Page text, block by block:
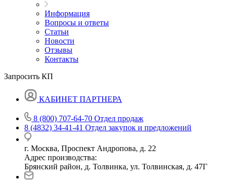
Информация
Вопросы и ответы
Статьи
Новости
Отзывы
Контакты
Запросить КП
КАБИНЕТ ПАРТНЕРА
8 (800) 707-64-70 Отдел продаж
8 (4832) 34-41-41 Отдел закупок и предложений
г. Москва, Проспект Андропова, д. 22
Адрес производства:
Брянский район, д. Толвинка, ул. Толвинская, д. 47Г